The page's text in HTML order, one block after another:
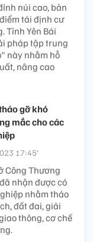
núi cao, bản
tái định cư
Tỉnh Yên Bái
pháp tập trung
này nhằm hỗ
nâng cao
gỡ khó
mắc cho các
17:45’
Công Thương
nhận được có
nhằm tháo
đất đai, giải
thông, cơ chế